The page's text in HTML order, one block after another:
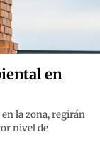
en
la zona, regirán
nivel de